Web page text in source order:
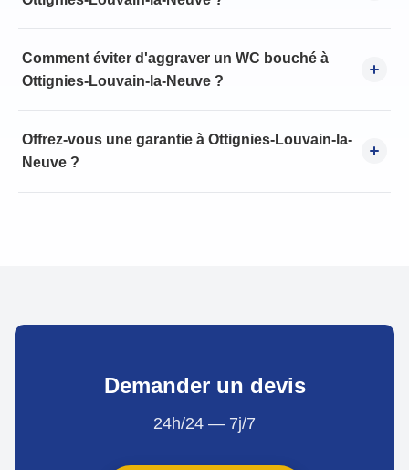
Comment éviter d'aggraver un WC bouché à
Ottignies-Louvain-la-Neuve ?
Offrez-vous une garantie à Ottignies-Louvain-la-
Neuve ?
Demander un devis
24h/24 — 7j/7